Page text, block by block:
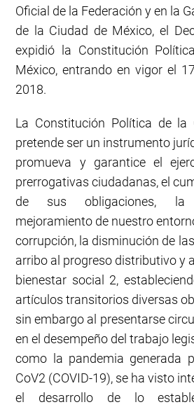
Oficial de la Federación y en la
de la Ciudad de México, el
expidió la Constitución
México, entrando en vigor el
2018.
La Constitución Política de la
pretende ser un instrumento
promueva y garantice el
prerrogativas ciudadanas, el
de sus obligaciones, la
mejoramiento de nuestro
corrupción, la disminución de
arribo al progreso distributivo y al
bienestar social 2,
artículos transitorios diversas
sin embargo al presentarse
en el desempeño del trabajo
como la pandemia generada
CoV2 (COVID-19), se ha visto
el desarrollo de lo